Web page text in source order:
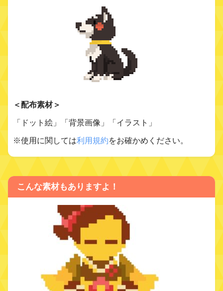
＜配布素材＞
「ドット絵」「背景画像」「イラスト」
※使用に関しては利用規約をお確かめください。
こんな素材もありますよ！